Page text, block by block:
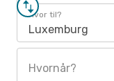
Hvor til?
Luxemburg
Hvornår?